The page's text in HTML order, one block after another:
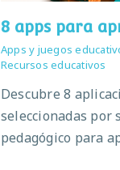
8 apps para
Apps y juegos
Recursos educativos
Descubre 8
seleccionadas por
pedagógico para